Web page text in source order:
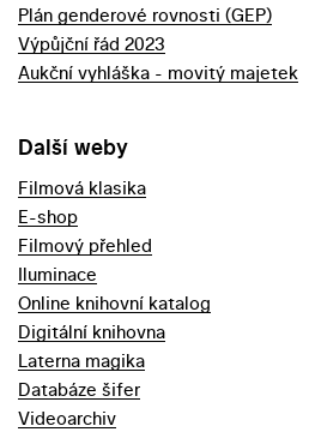
Plán genderové rovnosti (GEP)
Výpůjční řád 2023
Aukční vyhláška - movitý majetek
Další weby
Filmová klasika
E-shop
Filmový přehled
Iluminace
Online knihovní katalog
Digitální knihovna
Laterna magika
Databáze šifer
Videoarchiv